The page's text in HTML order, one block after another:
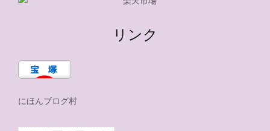
リンク
にほんブログ村